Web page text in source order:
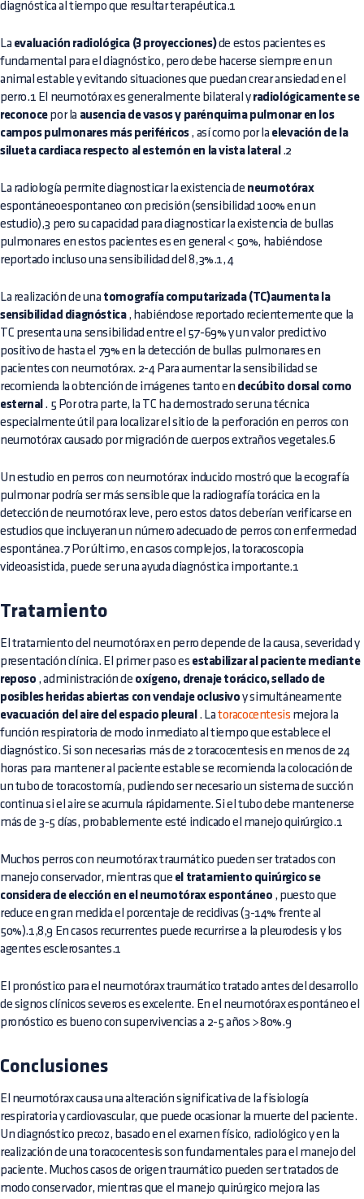
diagnóstica al tiempo que resultar terapéutica.1
La evaluación radiológica (3 proyecciones)de estos pacientes es
fundamental para el diagnóstico, pero debe hacerse siempre en un
animal estable y evitando situaciones que puedan crear ansiedad en el
perro.1 El neumotórax es generalmente bilateral y radiológicamente se
reconocepor la ausencia de vasos y parénquima pulmonar en los
campos pulmonares más periféricos, así como por la elevación de la
silueta cardiaca respecto al esternón en la vista lateral .2
La radiología permite diagnosticar la existencia de neumotórax
espontáneoespontaneo con precisión (sensibilidad 100% en un
estudio),3 pero su capacidad para diagnosticar la existencia de bullas
pulmonares en estos pacientes es en general < 50%, habiéndose
reportado incluso una sensibilidad del 8,3%.1, 4
La realización de una tomografía computarizada (TC)aumenta la
sensibilidad diagnóstica, habiéndose reportado recientemente que la
TC presenta una sensibilidad entre el 57-69% y un valor predictivo
positivo de hasta el 79% en la detección de bullas pulmonares en
pacientes con neumotórax. 2-4 Para aumentar la sensibilidad se
recomienda la obtención de imágenes tanto en decúbito dorsal como
esternal . 5 Por otra parte, la TC ha demostrado ser una técnica
especialmente útil para localizar el sitio de la perforación en perros con
neumotórax causado por migración de cuerpos extraños vegetales.6
Un estudio en perros con neumotórax inducido mostró que la ecografía
pulmonar podría ser más sensible que la radiografía torácica en la
detección de neumotórax leve, pero estos datos deberían verificarse en
estudios que incluyeran un número adecuado de perros con enfermedad
espontánea.7 Por último, en casos complejos, la toracoscopia
videoasistida, puede ser una ayuda diagnóstica importante.1
Tratamiento
El tratamiento del neumotórax en perro depende de la causa, severidad y
presentación clínica. El primer paso es estabilizar al paciente mediante
reposo , administración de oxígeno, drenaje torácico, sellado de
posibles heridas abiertas con vendaje oclusivo y simultáneamente
evacuación del aire del espacio pleural . Latoracocentesis mejora la
función respiratoria de modo inmediato al tiempo que establece el
diagnóstico. Si son necesarias más de 2 toracocentesis en menos de 24
horas para mantener al paciente estable se recomienda la colocación de
un tubo de toracostomía, pudiendo ser necesario un sistema de succión
continua si el aire se acumula rápidamente. Si el tubo debe mantenerse
más de 3-5 días, probablemente esté indicado el manejo quirúrgico.1
Muchos perros con neumotórax traumático pueden ser tratados con
manejo conservador, mientras que el tratamiento quirúrgico se
considera de elección en el neumotórax espontáneo , puesto que
reduce en gran medida el porcentaje de recidivas (3-14% frente al
50%).1,8,9 En casos recurrentes puede recurrirse a la pleurodesis y los
agentes esclerosantes.1
El pronóstico para el neumotórax traumático tratado antes del desarrollo
de signos clínicos severos es excelente. En el neumotórax espontáneo el
pronóstico es bueno con supervivencias a 2-5 años > 80%.9
Conclusiones
El neumotórax causa una alteración significativa de la fisiología
respiratoria y cardiovascular, que puede ocasionar la muerte del paciente.
Un diagnóstico precoz, basado en el examen físico, radiológico y en la
realización de una toracocentesis son fundamentales para el manejo del
paciente. Muchos casos de origen traumático pueden ser tratados de
modo conservador, mientras que el manejo quirúrgico mejora las